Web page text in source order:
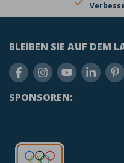
BLEIBEN SIE AUF DEM
SPONSOREN: